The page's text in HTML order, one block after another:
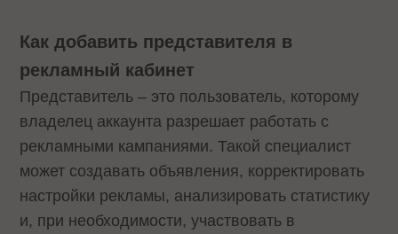
Как добавить представителя в
рекламный кабинет
Представитель – это пользователь, которому
владелец аккаунта разрешает работать с
рекламными кампаниями. Такой специалист
может создавать объявления, корректировать
настройки рекламы, анализировать статистику
и, при необходимости, участвовать в